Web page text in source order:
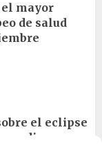
mayor
de salud
el eclipse